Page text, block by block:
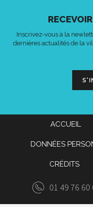
Inscrivez-vous à la
dernières actualités de la
ACCUEIL
DONNÉES
CRÉDITS
01 49 76 60